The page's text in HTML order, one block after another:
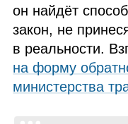
он найдёт
закон, не
в реальности.
на форму
министерства